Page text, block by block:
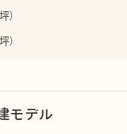
）
）
モデル